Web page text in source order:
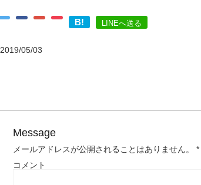
B! LINEへ送る
2019/05/03
Message
メールアドレスが公開されることはありません。 *
コメント